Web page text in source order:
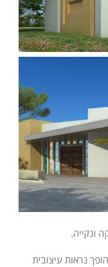
ונקייה.
נראות עיצובית